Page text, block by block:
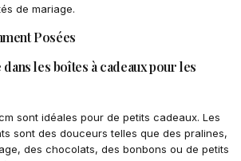
de mariage.
Posées
les boîtes à cadeaux pour les
sont idéales pour de petits cadeaux. Les
sont des douceurs telles que des pralines,
des chocolats, des bonbons ou de petits